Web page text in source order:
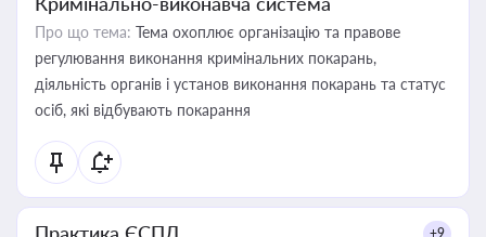
Про що тема: Тема охоплює організацію та правове
регулювання виконання кримінальних покарань,
діяльність органів і установ виконання покарань та статус
осіб, які відбувають покарання
+9